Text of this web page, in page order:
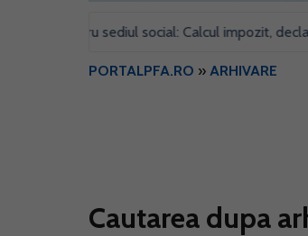
pentru sediul social: Calcul impozit, declaratii si
PORTALPFA.RO » ARHIVARE
Cautarea dupa